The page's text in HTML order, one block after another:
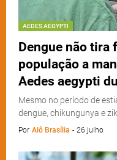
AEDES AEGYPTI
Dengue não tira
população a
Aedes aegypti
Mesmo no período de
dengue, chikungunya e
Por Alô Brasília - 26 julho